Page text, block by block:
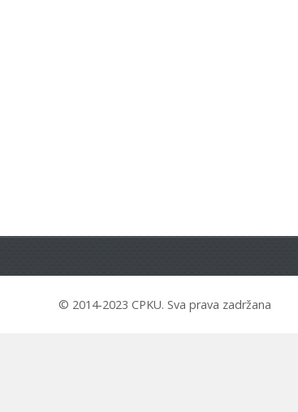
© 2014-2023 CPKU. Sva prava zadržana